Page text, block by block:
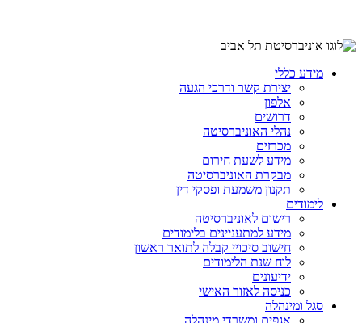
מידע כללי
יצירת קשר ודרכי הגעה
אלפון
דרושים
נהלי האוניברסיטה
מכרזים
מידע לשעת חירום
מבקרת האוניברסיטה
תקנון משמעת ופסקי דין
לימודים
רישום לאוניברסיטה
מידע למתעניינים בלימודים
חישוב סיכויי קבלה לתואר ראשון
לוח שנת הלימודים
ידיעונים
כניסה לאזור האישי
סגל ומינהלה